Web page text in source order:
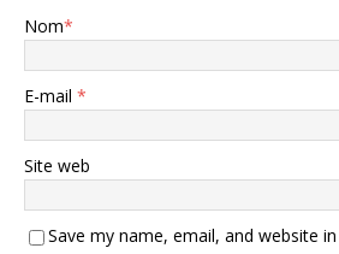
Nom*
E-mail *
Site web
Save my name, email, and website